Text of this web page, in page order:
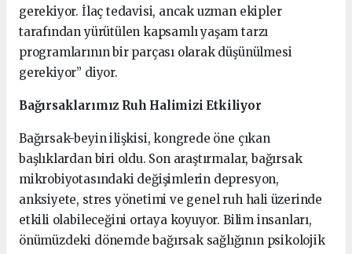
gerekiyor. İlaç tedavisi, ancak uzman ekipler
tarafından yürütülen kapsamlı yaşam tarzı
programlarının bir parçası olarak düşünülmesi
gerekiyor” diyor.
Bağırsaklarımız Ruh Halimizi Etkiliyor
Bağırsak-beyin ilişkisi, kongrede öne çıkan
başlıklardan biri oldu. Son araştırmalar, bağırsak
mikrobiyotasındaki değişimlerin depresyon,
anksiyete, stres yönetimi ve genel ruh hali üzerinde
etkili olabileceğini ortaya koyuyor. Bilim insanları,
önümüzdeki dönemde bağırsak sağlığının psikolojik